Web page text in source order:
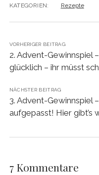
KATEGORIEN: Rezepte
VORHERIGER BEITRAG
2. Advent-Gewinnspiel
glücklich – ihr müsst
NÄCHSTER BEITRAG
3. Advent-Gewinnspiel
aufgepasst! Hier gibt’s
7 Kommentare